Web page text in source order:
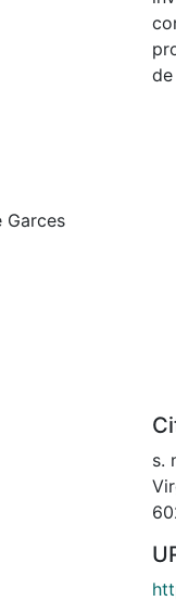
Garces
de
s.